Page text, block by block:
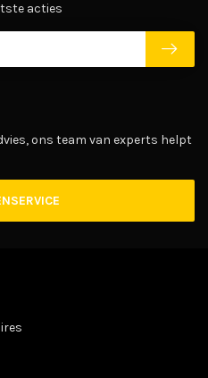
ons team van experts helpt
acties